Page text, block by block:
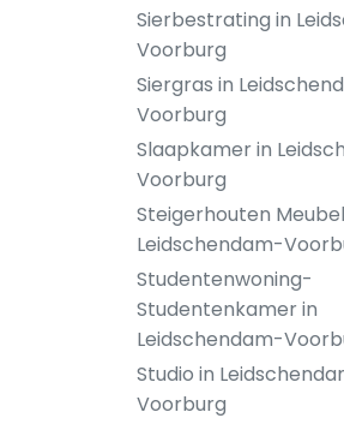
Sierbestrating in
Voorburg
Siergras in
Voorburg
Slaapkamer in
Voorburg
Steigerhouten
Leidschendam-
Studentenwoning-
Studentenkamer in
Leidschendam-
Studio in
Voorburg